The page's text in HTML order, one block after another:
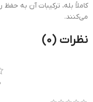
کاملاً بله، ترکیبات آن به
می‌کنند.
نظرات (0)
0